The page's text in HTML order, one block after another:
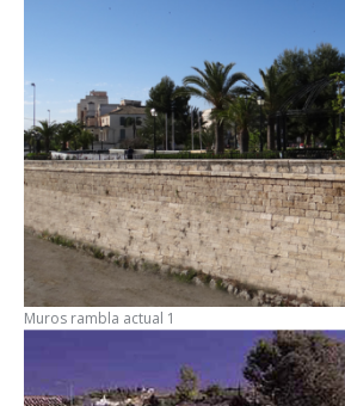
Muros rambla actual 1